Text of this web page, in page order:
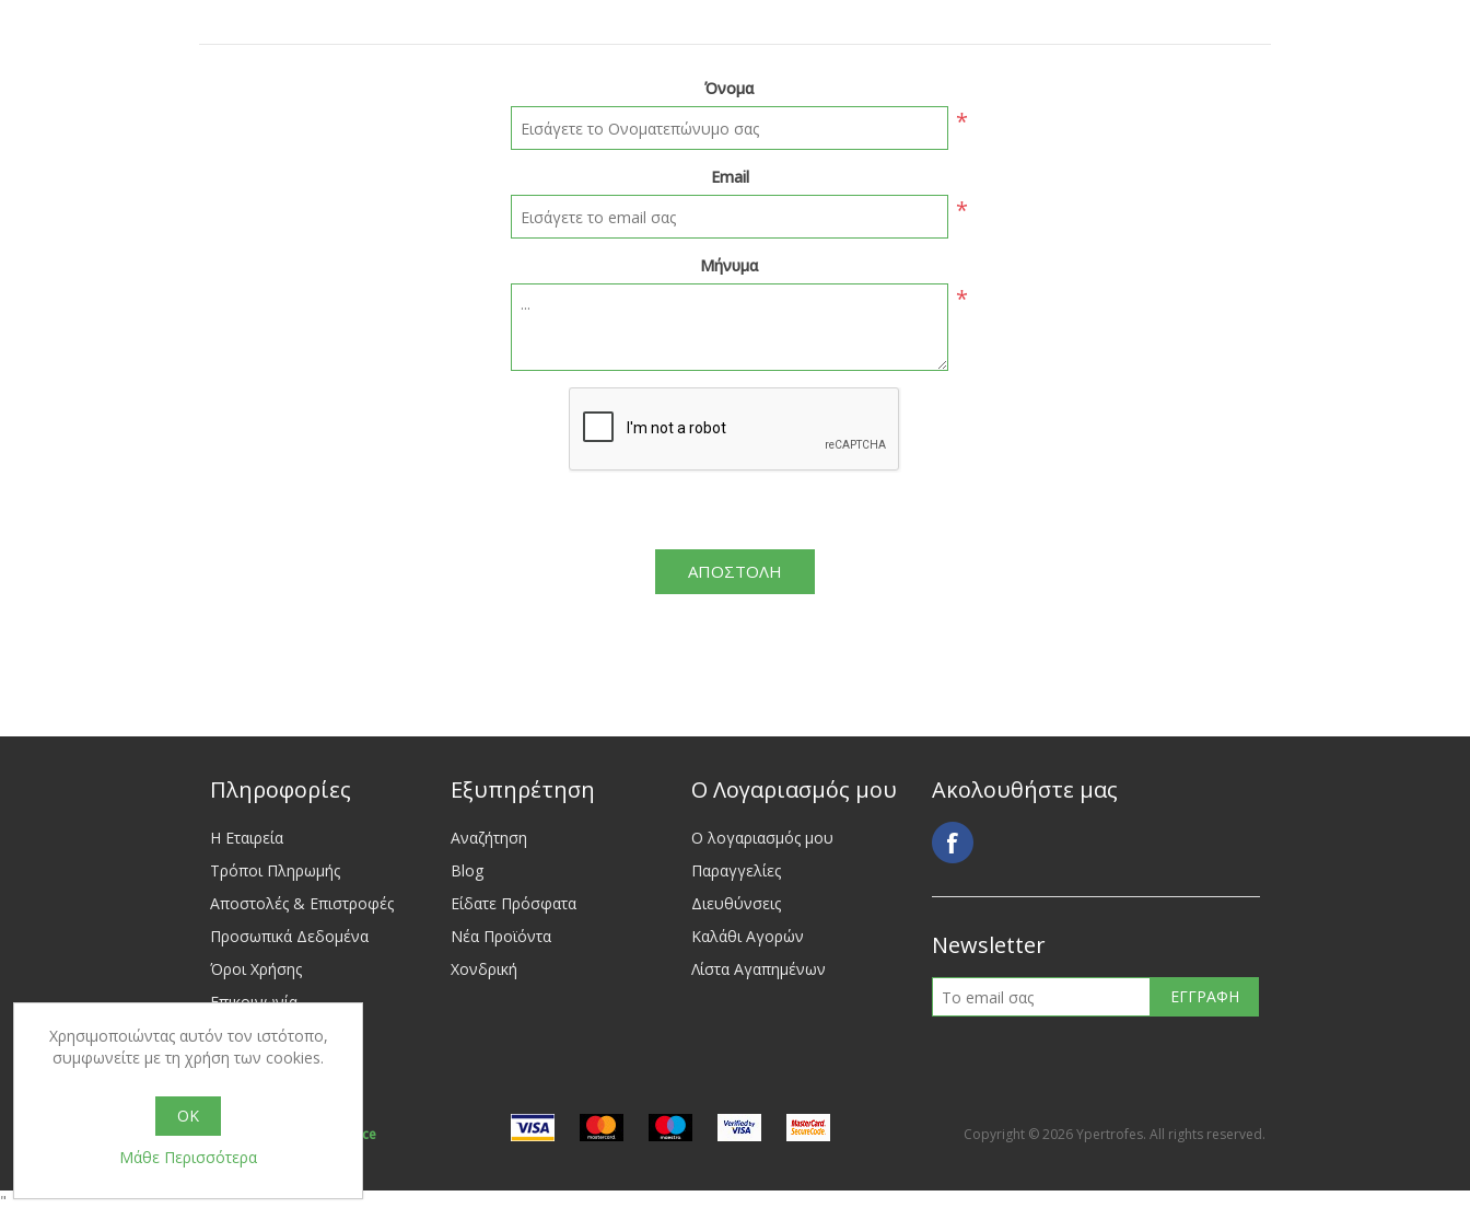
Όνομα
*
Email
*
Μήνυμα
*
Πληροφορίες
Η Εταιρεία
Τρόποι Πληρωμής
Αποστολές & Επιστροφές
Προσωπικά Δεδομένα
Όροι Χρήσης
Επικοινωνία
Sitemap
Εξυπηρέτηση
Αναζήτηση
Blog
Είδατε Πρόσφατα
Νέα Προϊόντα
Χονδρική
Ο Λογαριασμός μου
Ο λογαριασμός μου
Παραγγελίες
Διευθύνσεις
Καλάθι Αγορών
Λίστα Αγαπημένων
Ακολουθήστε μας
Newsletter
Copyright © 2026 Ypertrofes. All rights reserved.
Powered by nopCommerce
Χρησιμοποιώντας αυτόν τον ιστότοπο,
συμφωνείτε με τη χρήση των cookies.
OK
Μάθε Περισσότερα
"